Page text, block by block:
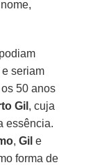
seriam
50 anos
Gil , cuja
essência.
,Gil e
forma de